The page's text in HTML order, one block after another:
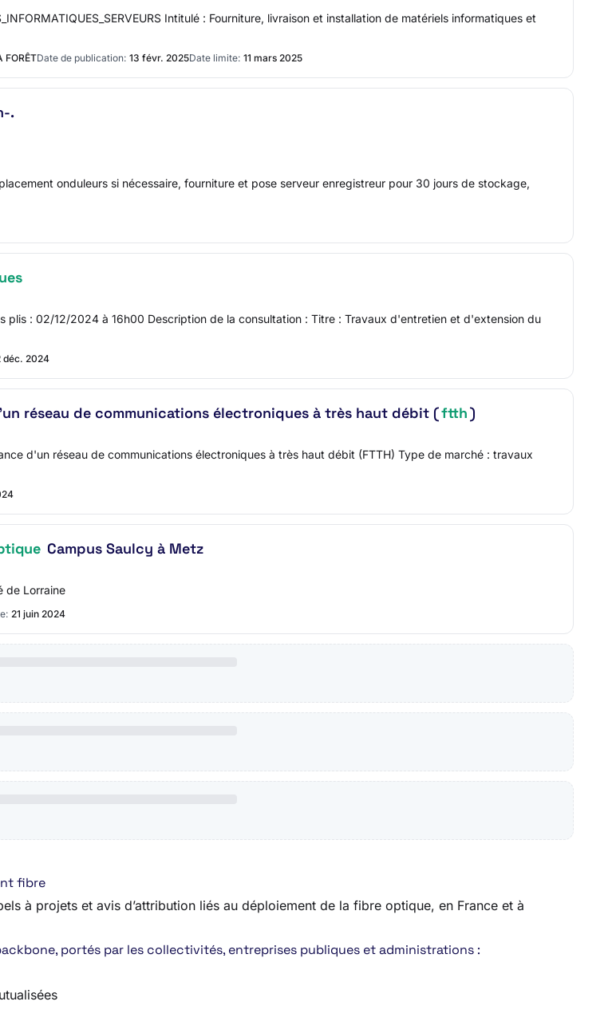
Intitulé : Fourniture, livraison et installation de matériels informatiques et
FORÊTDate de publication: 13 févr. 2025Date limite: 11 mars 2025
.
onduleurs si nécessaire, fourniture et pose serveur enregistreur pour 30 jours de stockage,
plis : 02/12/2024 à 16h00 Description de la consultation : Titre : Travaux d'entretien et d'extension du
déc. 2024
réseau de communications électroniques à très haut débit (ftth)
d'un réseau de communications électroniques à très haut débit (FTTH) Type de marché : travaux
Campus Saulcy à Metz
de Lorraine
21 juin 2024
fibre
à projets et avis d’attribution liés au déploiement de la fibre optique, en France et à
portés par les collectivités, entreprises publiques et administrations :